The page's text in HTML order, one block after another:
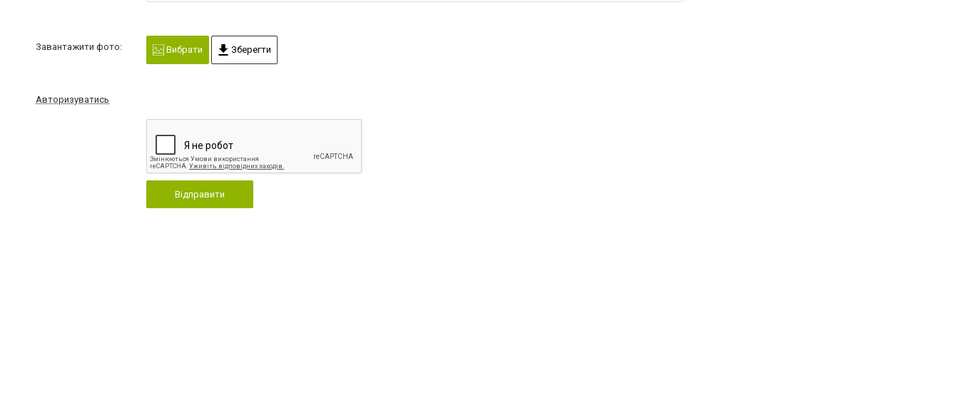
Завантажити фото: Вибрати Зберегти
Авторизуватись
Відправити